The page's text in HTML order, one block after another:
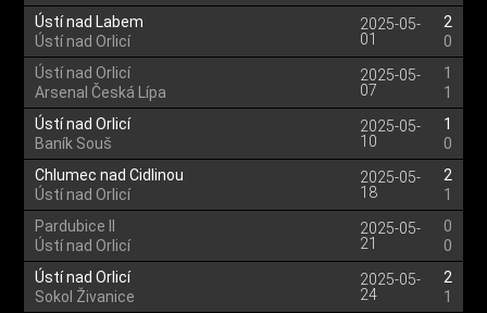
Ústí nad Labem
Ústí nad Orlicí
2025-05-
01
2
0
Ústí nad Orlicí
Arsenal Česká Lípa
2025-05-
07
1
1
Ústí nad Orlicí
Baník Souš
2025-05-
10
1
0
Chlumec nad Cidlinou
Ústí nad Orlicí
2025-05-
18
2
1
Pardubice II
Ústí nad Orlicí
2025-05-
21
0
0
Ústí nad Orlicí
Sokol Živanice
2025-05-
24
2
1